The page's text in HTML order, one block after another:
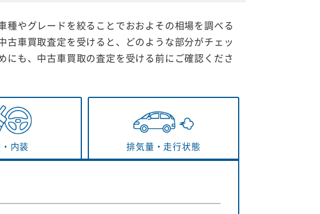
やグレードを絞ることでおおよその相場を調べる
車買取査定を受けると、どのような部分がチェッ
も、中古車買取の査定を受ける前にご確認くださ
内装 排気量・ 走行状態